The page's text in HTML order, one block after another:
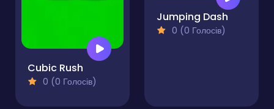
Cubic Rush
0 (0 Голосів)
Jumping Dash
0 (0 Голосів)